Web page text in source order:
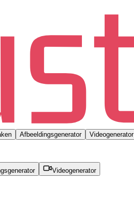
Afbeeldingsgenerator Videogenerator
Videogenerator